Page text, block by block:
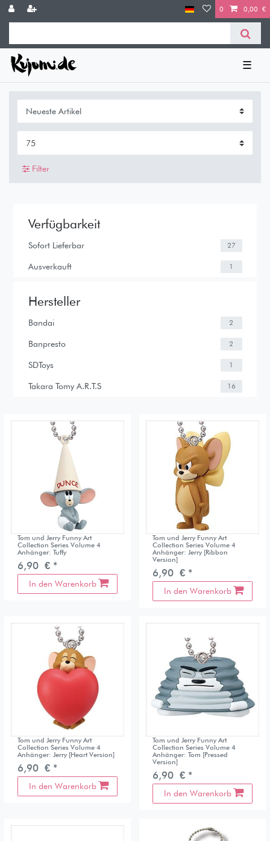
0 0,00 €
☰
Filter
Verfügbarkeit
Sofort Lieferbar 27
Ausverkauft 1
Hersteller
Bandai 2
Banpresto 2
SDToys 1
Takara Tomy A.R.T.S 16
Tom und Jerry Funny Art
Collection Series Volume 4
Anhänger: Tuffy
6,90 € *
In den Warenkorb
Tom und Jerry Funny Art
Collection Series Volume 4
Anhänger: Jerry [Ribbon
Version]
6,90 € *
In den Warenkorb
Tom und Jerry Funny Art
Collection Series Volume 4
Anhänger: Jerry [Heart Version]
6,90 € *
In den Warenkorb
Tom und Jerry Funny Art
Collection Series Volume 4
Anhänger: Tom [Pressed
Version]
6,90 € *
In den Warenkorb